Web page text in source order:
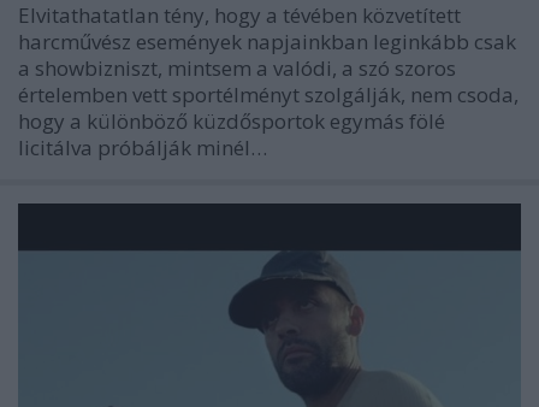
Elvitathatatlan tény, hogy a tévében közvetített
harcművész események napjainkban leginkább csak
a showbizniszt, mintsem a valódi, a szó szoros
értelemben vett sportélményt szolgálják, nem csoda,
hogy a különböző küzdősportok egymás fölé
licitálva próbálják minél…